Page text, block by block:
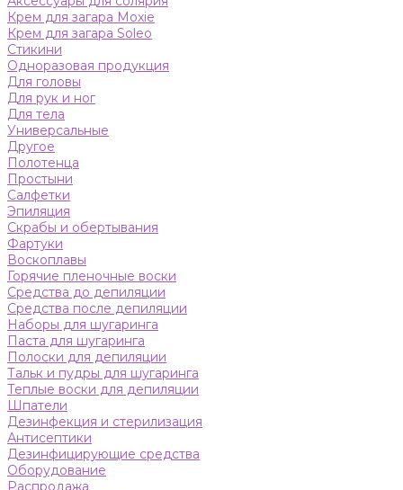
Крем для загара Moxie
Крем для загара Soleo
Стикини
Одноразовая продукция
Для головы
Для рук и ног
Для тела
Универсальные
Другое
Полотенца
Простыни
Салфетки
Эпиляция
Скрабы и обертывания
Фартуки
Воскоплавы
Горячие пленочные воски
Средства до депиляции
Средства после депиляции
Наборы для шугаринга
Паста для шугаринга
Полоски для депиляции
Тальк и пудры для шугаринга
Теплые воски для депиляции
Шпатели
Дезинфекция и стерилизация
Антисептики
Дезинфицирующие средства
Оборудование
Распродажа